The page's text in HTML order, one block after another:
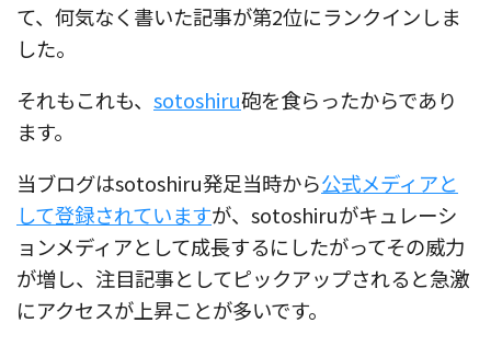
て、何気なく書いた記事が第2位にランクインしま
した。
それもこれも、 sotoshiru砲を食らったからであり
ます。
当ブログはsotoshiru発足当時から公式メディアと
して登録されていますが、sotoshiruがキュレーシ
ョンメディアとして成長するにしたがってその威力
が増し、注目記事としてピックアップされると急激
にアクセスが上昇ことが多いです。